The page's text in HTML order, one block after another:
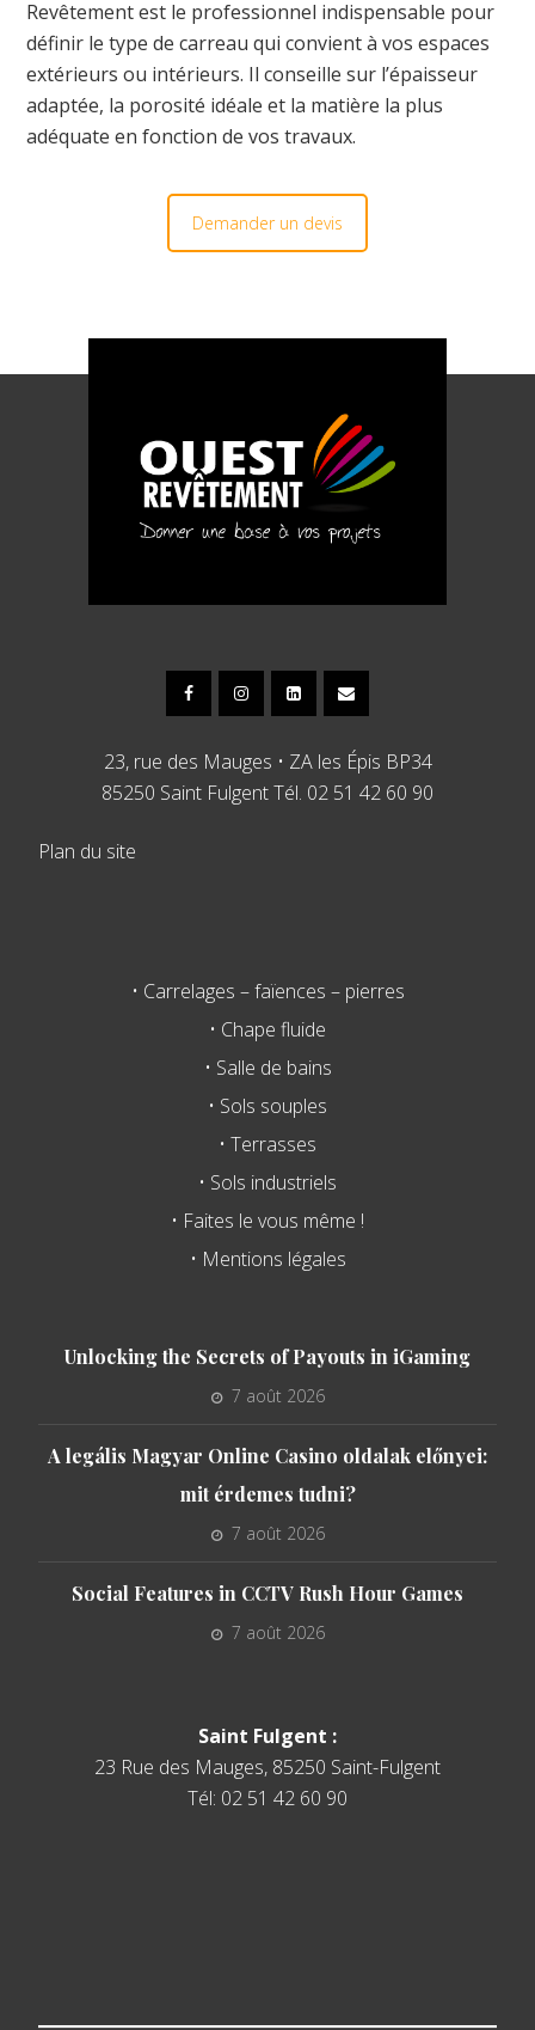
Revêtement est le professionnel indispensable pour
définir le type de carreau qui convient à vos espaces
extérieurs ou intérieurs. Il conseille sur l’épaisseur
adaptée, la porosité idéale et la matière la plus
adéquate en fonction de vos travaux.
Demander un devis
23, rue des Mauges • ZA les Épis BP34
85250 Saint Fulgent Tél. 02 51 42 60 90
Plan du site
• Carrelages – faïences – pierres
• Chape fluide
• Salle de bains
• Sols souples
• Terrasses
• Sols industriels
• Faites le vous même !
• Mentions légales
Unlocking the Secrets of Payouts in iGaming
7 août 2026
A legális Magyar Online Casino oldalak előnyei:
mit érdemes tudni?
7 août 2026
Social Features in CCTV Rush Hour Games
7 août 2026
Saint Fulgent :
23 Rue des Mauges, 85250 Saint-Fulgent
Tél: 02 51 42 60 90